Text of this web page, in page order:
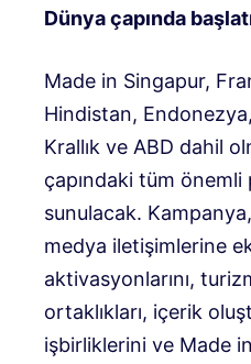
Dünya çapında
Made in Singapur,
Hindistan,
Krallık ve ABD dahil
çapındaki tüm önemli
sunulacak.
medya iletişimlerine
aktivasyonlarını,
ortaklıkları, içerik
işbirliklerini ve Made